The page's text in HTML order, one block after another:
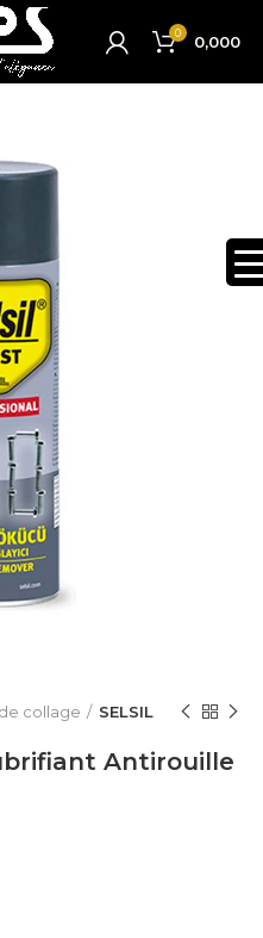
0 0,000
collage SELSIL
Antirouille